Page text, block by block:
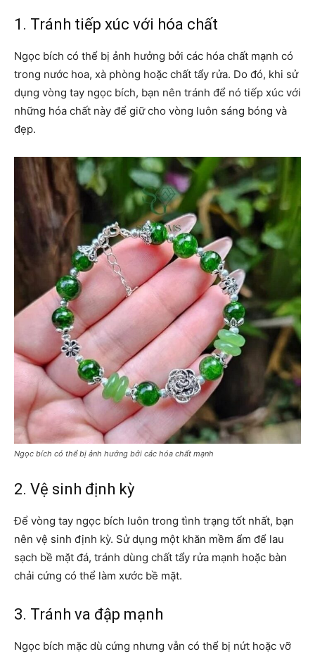
1. Tránh tiếp xúc với hóa chất
Ngọc bích có thể bị ảnh hưởng bởi các hóa chất mạnh có
trong nước hoa, xà phòng hoặc chất tẩy rửa. Do đó, khi sử
dụng vòng tay ngọc bích, bạn nên tránh để nó tiếp xúc với
những hóa chất này để giữ cho vòng luôn sáng bóng và
đẹp.
Ngọc bích có thể bị ảnh hưởng bởi các hóa chất mạnh
2. Vệ sinh định kỳ
Để vòng tay ngọc bích luôn trong tình trạng tốt nhất, bạn
nên vệ sinh định kỳ. Sử dụng một khăn mềm ẩm để lau
sạch bề mặt đá, tránh dùng chất tẩy rửa mạnh hoặc bàn
chải cứng có thể làm xước bề mặt.
3. Tránh va đập mạnh
Ngọc bích mặc dù cứng nhưng vẫn có thể bị nứt hoặc vỡ